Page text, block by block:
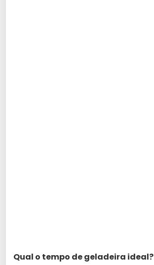
Qual o tempo de geladeira ideal?